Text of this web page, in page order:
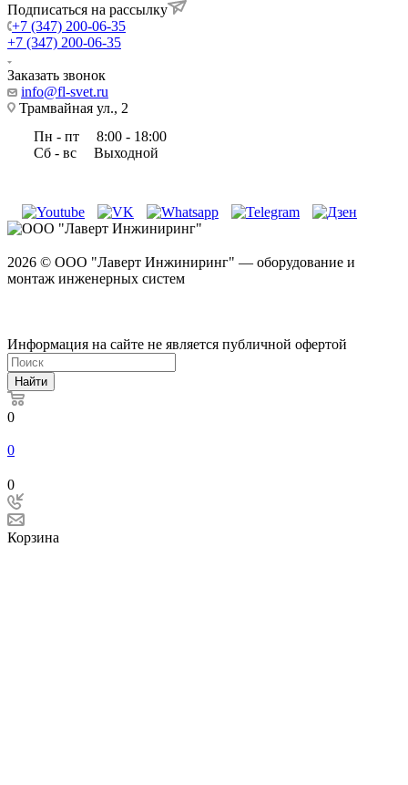
Подписаться на рассылку
+7 (347) 200-06-35
+7 (347) 200-06-35
Заказать звонок
info@fl-svet.ru
Трамвайная ул., 2
Пн - пт
8:00 - 18:00
Сб - вс
Выходной
2026 © ООО "Лаверт Инжиниринг" — оборудование и
монтаж инженерных систем
Информация на сайте не является публичной офертой
Найти
0
0
0
Корзина